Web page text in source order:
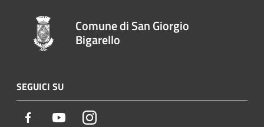
Comune di San Giorgio
Bigarello
SEGUICI SU
Facebook YoutubeInstagram